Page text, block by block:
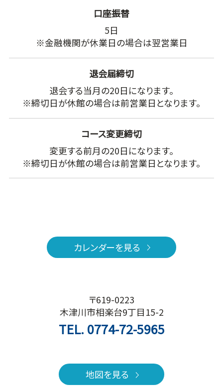
口座振替
5日
※金融機関が休業日の場合は翌営業日
退会届締切
退会する当月の20日になります。
※締切日が休館の場合は前営業日となります。
コース変更締切
変更する前月の20日になります。
※締切日が休館の場合は前営業日となります。
カレンダーを見る
〒619-0223
木津川市相楽台9丁目15-2
TEL. 0774-72-5965
地図を見る